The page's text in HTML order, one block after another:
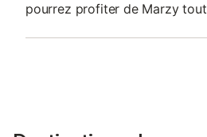
pourrez profiter de Marzy